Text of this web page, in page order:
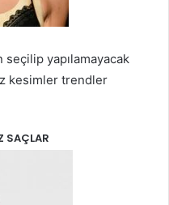
yapılamayacak
kesimler trendler
SAÇLAR